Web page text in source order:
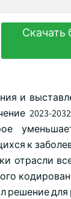
Скачать
и
2023-
к
отрасли
решение